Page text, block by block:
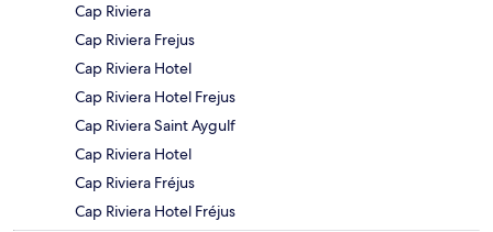
Cap Riviera
Cap Riviera Frejus
Cap Riviera Hotel
Cap Riviera Hotel Frejus
Cap Riviera Saint Aygulf
Cap Riviera Hotel
Cap Riviera Fréjus
Cap Riviera Hotel Fréjus